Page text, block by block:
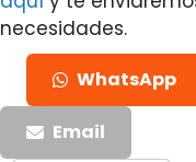
necesidades.
WhatsApp
Email